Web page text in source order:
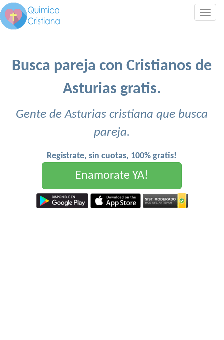
Busca pareja con Cristianos de
Asturias gratis.
Gente de Asturias cristiana que busca
pareja.
Registrate, sin cuotas, 100% gratis!
Enamorate YA!